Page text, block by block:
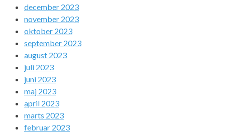
december 2023
november 2023
oktober 2023
september 2023
august 2023
juli 2023
juni 2023
maj 2023
april 2023
marts 2023
februar 2023